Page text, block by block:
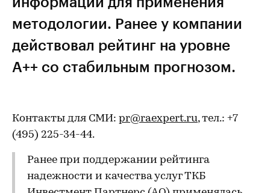
методологии. Ранее у компании
действовал рейтинг на уровне
А++ cо стабильным прогнозом.
Контакты для СМИ: pr@raexpert.ru, тел.: +7
(495) 225-34-44.
Ранее при поддержании рейтинга
надежности и качества услуг ТКБ